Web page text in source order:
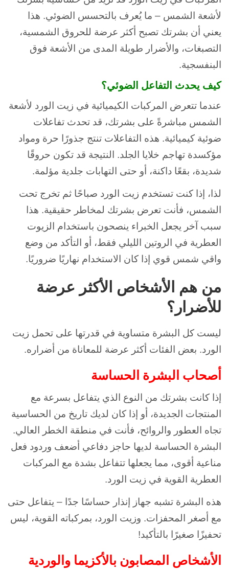
لأشعة الشمس – ما يُعرف بالتحسس الضوئي. هذا
يعني أن بشرتك تصبح أكثر عرضة للحروق الشمسية،
التصبغات، والأضرار طويلة المدى من الأشعة فوق
البنفسجية.
كيف يحدث التفاعل الضوئي؟
عندما تتعرض المركبات الكيميائية في زيت الورد لأشعة
الشمس مباشرةً على بشرتك، قد تحدث تفاعلات
ضوئية كيميائية. هذه التفاعلات تنتج جذورًا حرة ومواد
مؤكسدة تهاجم خلايا الجلد. النتيجة قد تكون حروقًا
شديدة، بقعًا داكنة، أو حتى التهابات جلدية مؤلمة.
لذا، إذا كنت تستخدم زيت الورد صباحًا ثم تخرج تحت
الشمس، فأنت تعرض بشرتك لمخاطر حقيقية. هذا
سبب آخر يجعل الخبراء ينصحون باستخدام الزيوت
العطرية في الروتين الليلي فقط، أو التأكد من وضع
واقي شمس قوي إذا كان الاستخدام نهاريًا ضروريًا.
من هم الأشخاص الأكثر عرضة
للأضرار؟
ليست كل البشرة متساوية في قدرتها على تحمل زيت
الورد. بعض الفئات أكثر عرضة للمعاناة من أضراره.
أصحاب البشرة الحساسة
إذا كانت بشرتك من النوع الذي يتفاعل بسرعة مع
المنتجات الجديدة، أو إذا كان لديك تاريخ من الحساسية
تجاه العطور والروائح، فأنت في منطقة الخطر العالي.
البشرة الحساسة لديها حاجز دفاعي أضعف وردود فعل
مناعية أقوى، مما يجعلها تتفاعل بشدة مع المركبات
العطرية القوية في زيت الورد.
هذه البشرة تشبه جهاز إنذار حساسًا جدًا – يتفاعل حتى
مع أصغر المحفزات. وزيت الورد، بمركباته القوية، ليس
تحفيزًا صغيرًا بالتأكيد!
الأشخاص المصابون بالأكزيما والوردية